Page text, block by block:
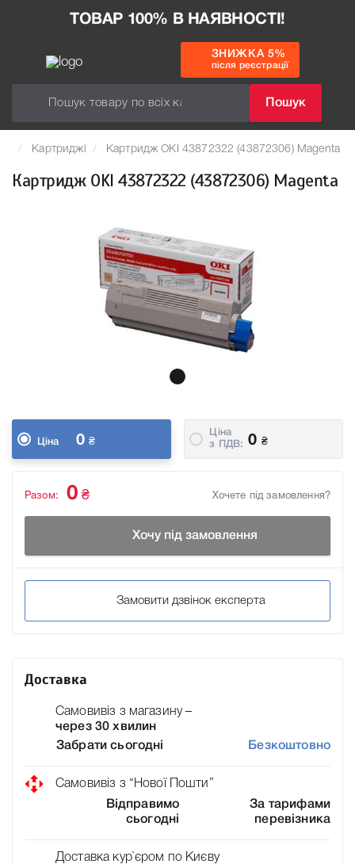
ТОВАР 100% В НАЯВНОСТІ!
Пошук
ЗНИЖКА 5%
після реєстрації
Картриджі Картридж OKI 43872322 (43872306) Magenta
Картридж OKI 43872322 (43872306) Magenta
Ціна 0 ₴
Ціна
з ПДВ:
0 ₴
Хочете під замовлення?
Разом: 0 ₴
Хочу під замовлення
Замовити дзвінок експерта
Доставка
Самовивіз з магазину –
через 30 хвилин
Забрати сьогодні
Безкоштовно
Самовивіз з “Нової Пошти”
Відправимо
сьогодні
За тарифами
перевізника
Доставка кур`єром по Києву